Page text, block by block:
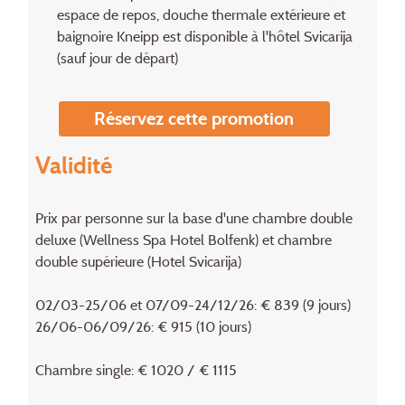
espace de repos, douche thermale extérieure et
baignoire Kneipp est disponible à l'hôtel Svicarija
(sauf jour de départ)
Réservez cette promotion
Validité
Prix par personne sur la base d'une chambre double
deluxe (Wellness Spa Hotel Bolfenk) et chambre
double supérieure (Hotel Svicarija)
02/03-25/06 et 07/09-24/12/26: € 839 (9 jours)
26/06-06/09/26: € 915 (10 jours)
Chambre single: € 1020 / € 1115